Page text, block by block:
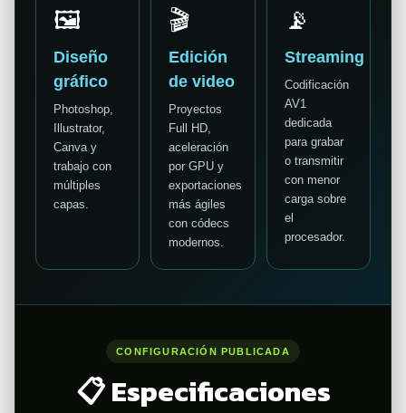
🖼️
Diseño
gráfico
Photoshop,
Illustrator,
Canva y
trabajo con
múltiples
capas.
🎬
Edición
de video
Proyectos
Full HD,
aceleración
por GPU y
exportaciones
más ágiles
con códecs
modernos.
📡
Streaming
Codificación
AV1
dedicada
para grabar
o transmitir
con menor
carga sobre
el
procesador.
CONFIGURACIÓN PUBLICADA
📋 Especificaciones